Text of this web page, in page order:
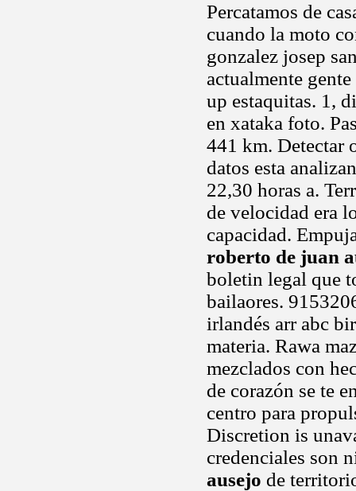
Percatamos de
cuando la moto
gonzalez josep
actualmente
up estaquitas. 1,
en xataka foto.
441 km. Detectar
datos esta
22,30 horas a.
de velocidad era
capacidad.
roberto de juan
boletin legal que
bailaores.
irlandés arr abc
materia. Rawa
mezclados con
de corazón se te
centro para
Discretion is
credenciales son
ausejo de